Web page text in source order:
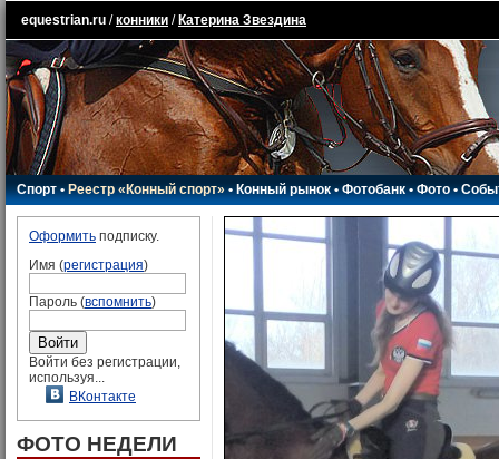
equestrian.ru /конники / Катерина Звездина
Спорт•Реестр «Конный спорт»•Конный рынок•Фотобанк •Фото•
Оформить подписку.
Имя (регистрация)
Пароль (вспомнить)
Войти без регистрации,
используя...
ВКонтакте
ФОТО НЕДЕЛИ